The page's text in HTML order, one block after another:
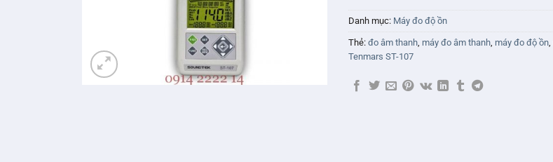
Danh mục: Máy đo độ ồn
Thẻ: đo âm thanh, máy đo âm thanh, máy đo độ ồn,
Tenmars ST-107